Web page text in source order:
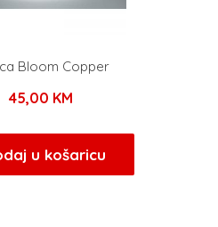
Bloom Copper
45,00 KM
u košaricu